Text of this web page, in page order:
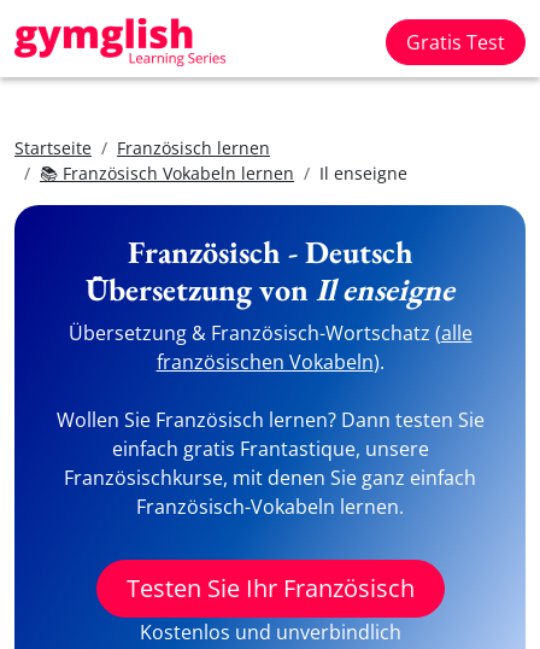
Gratis Test
Startseite
Französisch lernen
📚 Französisch Vokabeln lernen
Il enseigne
Französisch - Deutsch
Übersetzung vonIl enseigne
Übersetzung & Französisch-Wortschatz (alle
französischen Vokabeln).
Wollen Sie Französisch lernen? Dann testen Sie
einfach gratis Frantastique, unsere
Französischkurse, mit denen Sie ganz einfach
Französisch-Vokabeln lernen.
Testen Sie Ihr Französisch
Kostenlos und unverbindlich